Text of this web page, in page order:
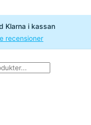
Klarna i kassan
recensioner